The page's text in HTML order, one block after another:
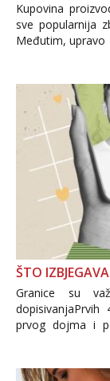
Kupovina
sve popularnija
Međutim, upravo
i brojni
ŠTO
Granice su
prvog dojma i
Važno je
informacija,
povjerenje.